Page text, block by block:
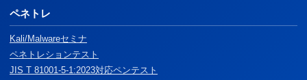
ペネトレ
Kali/Malwareセミナ
ペネトレションテスト
JIS T 81001-5-1:2023対応ペンテスト